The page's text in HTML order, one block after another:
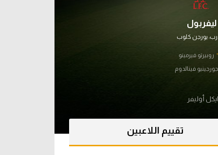
ليفربول
يورجن كلوب
روبيرتو فيرمينو
جورجينيو فينالدوم
أوليفر
تقييم اللاعبين